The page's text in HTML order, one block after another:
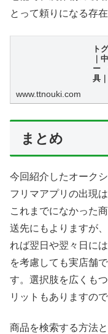
とって頼りになる存
ト
｜
ー
具
www.ttnouki.com
まとめ
今回紹介したオーク
フリマアプリの出現
これまでになかった
送先にもよりますが
れば翌日や翌々日に
を考慮しても実店舗
す。選択肢を広くも
リットもありますの
商品を検索する方法